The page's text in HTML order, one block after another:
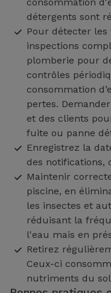
détergents sont
Pour détecter les
inspections
plomberie pour
contrôles
consommation
pertes.
et des clients
fuite ou panne
Enregistrez la
des notifications,
Maintenir
piscine, en
les insectes et
réduisant la
l'eau mais en
Retirez
Ceux-ci
nutriments du